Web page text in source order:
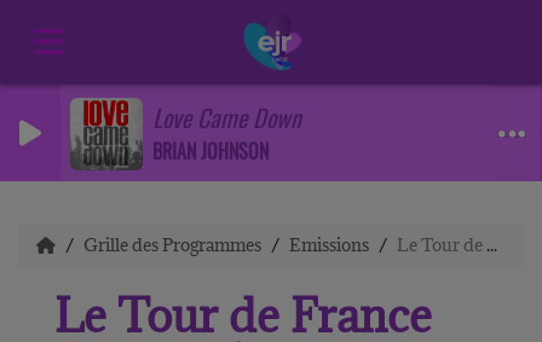
Love Came Down
BRIAN JOHNSON
Grille des Programmes Emissions Le Tour de France des paroisses et des régions
Le Tour de France